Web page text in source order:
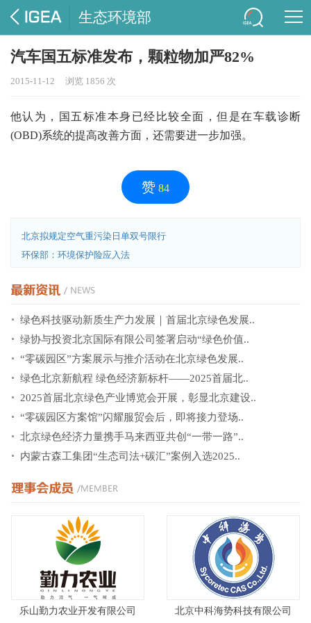
生态环境部
汽车国五标准发布，颗粒物加严82%
2015-11-12 浏览 1856 次
他认为，国五标准本身已经比较全面，但是在车载诊断
(OBD)系统的提高改善方面，还需要进一步加强。
赞 84
北京拟规定空气重污染日单双号限行
环保部：环境保护险应入法
绿色科技驱动新质生产力发展｜首届北京绿色发展..
绿协与投资北京国际有限公司签署启动“绿色价值..
“零碳园区”方案展示与推介活动在北京绿色发展..
绿色北京新航程 绿色经济新标杆——2025首届北..
2025首届北京绿色产业博览会开展，彰显北京建设..
“零碳园区方案馆”闪耀服贸会后，即将接力登场..
北京绿色经济力量携手马来西亚共创“一带一路”..
内蒙古森工集团“生态司法+碳汇”案例入选2025..
乐山勤力农业开发有限公司 北京中科海势科技有限公司